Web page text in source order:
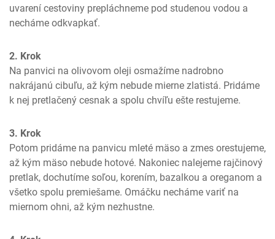
uvarení cestoviny prepláchneme pod studenou vodou a
necháme odkvapkať.
2. Krok
Na panvici na olivovom oleji osmažíme nadrobno
nakrájanú cibuľu, až kým nebude mierne zlatistá. Pridáme
k nej pretlačený cesnak a spolu chvíľu ešte restujeme.
3. Krok
Potom pridáme na panvicu mleté mäso a zmes orestujeme,
až kým mäso nebude hotové. Nakoniec nalejeme rajčinový
pretlak, dochutíme soľou, korením, bazalkou a oreganom a
všetko spolu premiešame. Omáčku necháme variť na
miernom ohni, až kým nezhustne.